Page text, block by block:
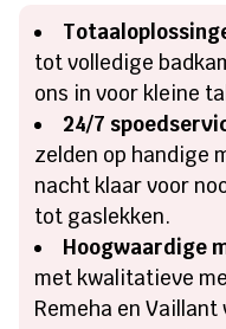
tot volledige
ons in voor kleine
24/7
zelden op handige
nacht klaar voor
tot gaslekken.
Hoogwaardige
met kwalitatieve
Remeha en